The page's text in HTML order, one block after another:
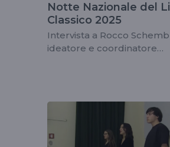
Notte Nazionale del
Classico 2025
Intervista a Rocco
ideatore e coordinatore